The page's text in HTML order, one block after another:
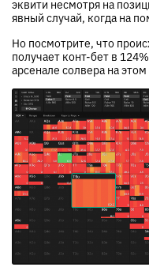
эквити несмотря на
явный случай, когда на
Но посмотрите, что
получает конт-бет в
арсенале солвера на